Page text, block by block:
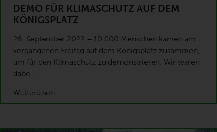
DEMO FÜR KLIMASCHUTZ AUF DEM
KÖNIGSPLATZ
26. September 2022 – 10.000 Menschen kamen am
vergangenen Freitag auf dem Königsplatz zusammen,
um für den Klimaschutz zu demonstrieren. Wir waren
dabei!
Weiterlesen